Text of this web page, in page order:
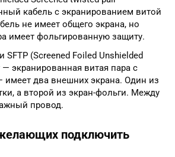
кабель с экранированием витой
не имеет общего экрана, но
имеет фольгированную защиту.
SFTP (Screened Foiled Unshielded
экранированная витая пара с
имеет два внешних экрана. Один из
а второй из экран-фольги. Между
провод.
подключить